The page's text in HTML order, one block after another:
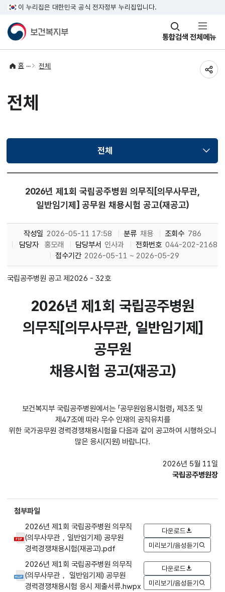
이 누리집은 대한민국 공식 전자정부 누리집입니다.
통합검색
창
열기 전체메뉴
홈 전체
전체
전체선택됨
2026년 제1회 국립공주병원 의무직[의무사무관,
일반임기제] 공무원 채용시험 공고(재공고)
작성일 2026-05-11 17:58 분류 채용 조회수 786
담당자
홍모래 담당부서 인사과 전화번호 044-202-2168
접수기간 2026-05-11 ~ 2026-05-29
국립공주병원 공고 제2026 - 32호
2026년 제1회 국립공주병원
의무직[의무사무관, 일반임기제]
공무원
채용시험 공고(재공고)
보건복지부 국립공주병원에서는 「공무원임용시험령」 제3조 및
제47조에 따라 우수 인재의 공직유치를
위한 국가공무원 경력경쟁채용시험을 다음과 같이 공고하여 시행하오니
많은 응시(지원) 바랍니다.
2026년 5월 11일
국립공주병원장
첨부파일
2026년 제1회 국립공주병원 의무직
(의무사무관，일반임기제) 공무원
경력경쟁채용시험(재공고).pdf
다운로드
미리보기/음성듣기
2026년 제1회 국립공주병원 의무직
(의무사무관， 일반임기제) 공무원
경력경쟁채용시험 응시 제출서류.hwpx
다운로드
미리보기/음성듣기